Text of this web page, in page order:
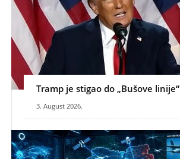
Tramp je stigao do „Bušove linije“
3. August 2026.